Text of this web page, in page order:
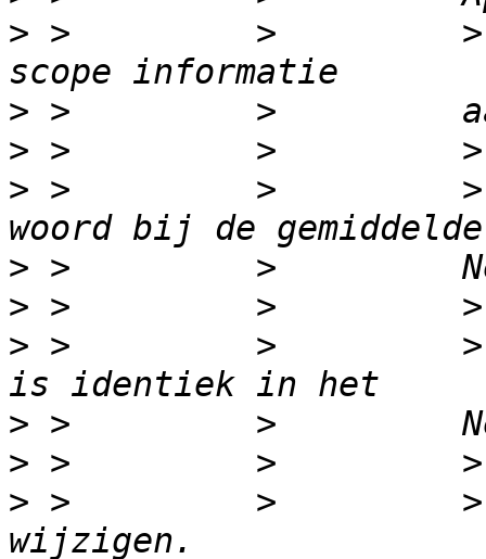
> >         >         >
>
>
> >         >         >
>
>
> >         >         >
>
>
> >         >         >